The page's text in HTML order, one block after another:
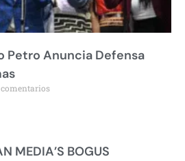
Petro Anuncia Defensa
MEDIA’S BOGUS